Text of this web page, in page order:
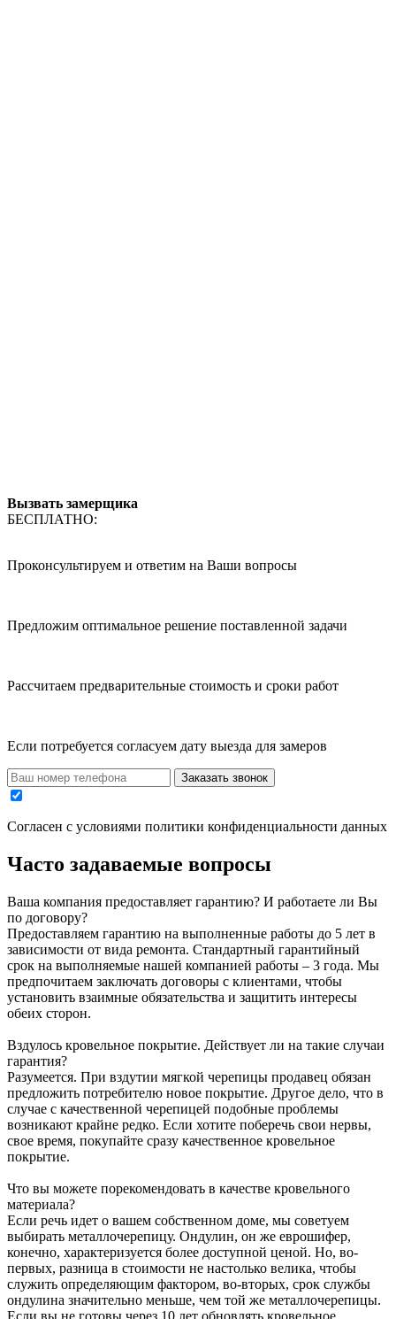
Вызвать замерщика
БЕСПЛАТНО:
Проконсультируем и ответим на Ваши вопросы
Предложим оптимальное решение поставленной задачи
Рассчитаем предварительные стоимость и сроки работ
Если потребуется согласуем дату выезда для замеров
Заказать звонок
Cогласен с условиями политики конфиденциальности данных
Часто задаваемые вопросы
Ваша компания предоставляет гарантию? И работаете ли Вы
по договору?
Предоставляем гарантию на выполненные работы до 5 лет в
зависимости от вида ремонта. Стандартный гарантийный
срок на выполняемые нашей компанией работы – 3 года. Мы
предпочитаем заключать договоры с клиентами, чтобы
установить взаимные обязательства и защитить интересы
обеих сторон.
Вздулось кровельное покрытие. Действует ли на такие случаи
гарантия?
Разумеется. При вздутии мягкой черепицы продавец обязан
предложить потребителю новое покрытие. Другое дело, что в
случае с качественной черепицей подобные проблемы
возникают крайне редко. Если хотите поберечь свои нервы,
свое время, покупайте сразу качественное кровельное
покрытие.
Что вы можете порекомендовать в качестве кровельного
материала?
Если речь идет о вашем собственном доме, мы советуем
выбирать металлочерепицу. Ондулин, он же еврошифер,
конечно, характеризуется более доступной ценой. Но, во-
первых, разница в стоимости не настолько велика, чтобы
служить определяющим фактором, во-вторых, срок службы
ондулина значительно меньше, чем той же металлочерепицы.
Если вы не готовы через 10 лет обновлять кровельное